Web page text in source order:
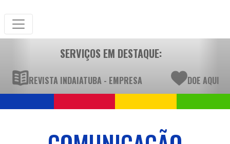
SERVIÇOS EM DESTAQUE:
REVISTA INDAIATUBA - EMPRESA DOE AQUI